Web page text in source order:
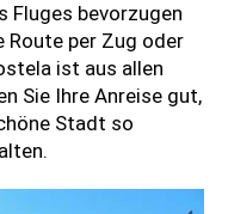
Fluges bevorzugen
per Zug oder
ist aus allen
Sie Ihre Anreise gut,
Stadt so